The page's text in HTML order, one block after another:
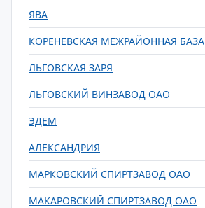
ЯВА
КОРЕНЕВСКАЯ МЕЖРАЙОННАЯ БАЗА
ЛЬГОВСКАЯ ЗАРЯ
ЛЬГОВСКИЙ ВИНЗАВОД ОАО
ЭДЕМ
АЛЕКСАНДРИЯ
МАРКОВСКИЙ СПИРТЗАВОД ОАО
МАКАРОВСКИЙ СПИРТЗАВОД ОАО